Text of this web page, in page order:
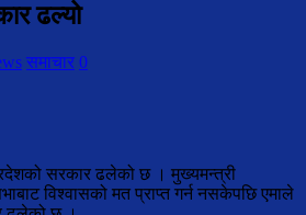
ढल्यो
समाचार 0
सरकार ढलेको छ । मुख्यमन्त्री
विश्वासको मत प्राप्त गर्न नसकेपछि एमाले